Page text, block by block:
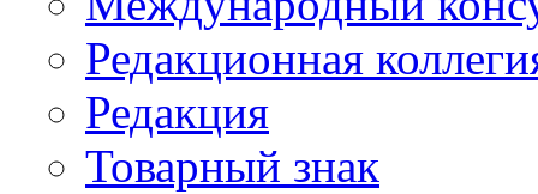
Редакционная
Редакция
Товарный знак